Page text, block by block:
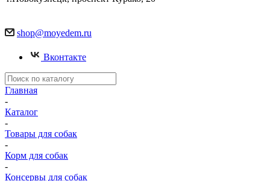
shop@moyedem.ru
Вконтакте
Главная
-
Каталог
-
Товары для собак
-
Корм для собак
-
Консервы для собак